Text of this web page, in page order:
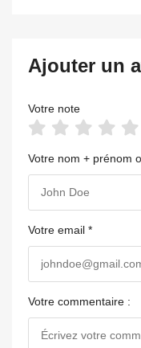
Ajouter un
Votre note
Votre nom + prénom
Votre email *
Votre commentaire :